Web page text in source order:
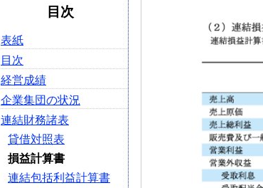
目次
表紙
目次
経営成績
企業集団の状況
連結財務諸表
貸借対照表
損益計算書
連結包括利益計算書